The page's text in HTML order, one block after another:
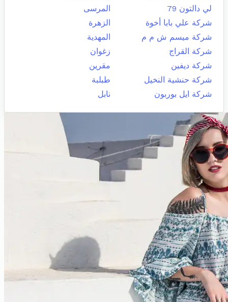
لي دالتون 79
المرسى
شركة علي بابا أخوة
الزهرة
شركة ميسم ش م م
المهدية
شركة القراج
زغوان
شركة ديفين
مقرين
شركة حنشية النخيل
طبلبة
شركة ايل بوربون
نابل